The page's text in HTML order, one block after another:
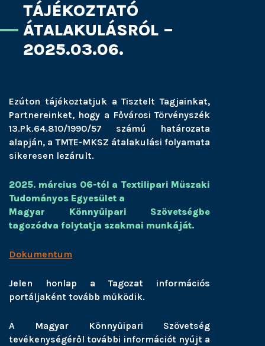
TÁJÉKOZTATÓ
ÁTALAKULÁSRÓL –
2025.03.06.
Ezúton tájékoztatjuk a Tisztelt Tagjainkat,
Partnereinket, hogy a Fővárosi Törvényszék
13.Pk.64.810/1990/57 számú határozata
alapján, a TMTE-MKSZ átalakulási folyamata
sikeresen lezárult.
2025. március 06-tól a Textilipari Műszaki
Tudományos Egyesület a
Magyar Könnyűipari Szövetségbe
tagozódva folytatja szakmai munkáját.
Dokumentum
Jelen honlap a Tagozat információs
portáljaként tovább működik.
A Magyar Könnyűipari Szövetség
tevékenységéről további információt nyújt a